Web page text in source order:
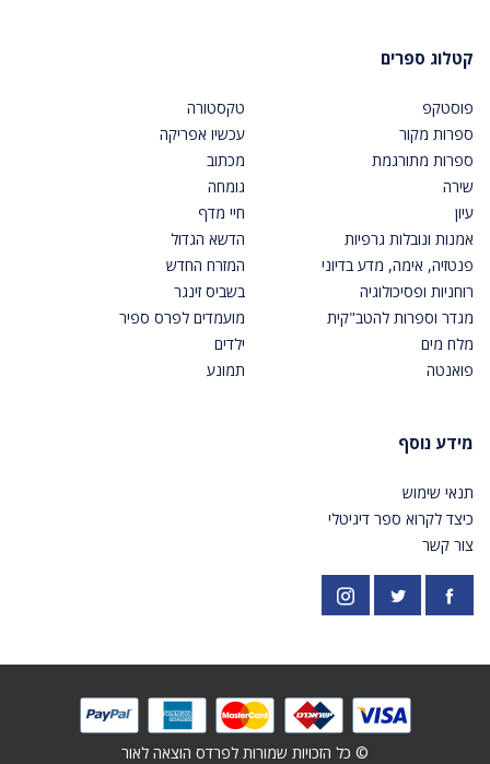
קטלוג ספרים
פוסטקפ
ספרות מקור
ספרות מתורגמת
שירה
עיון
אמנות ונובלות גרפיות
פנטזיה, אימה, מדע בדיוני
רוחניות ופסיכולוגיה
מגדר וספרות להטב"קית
מלח מים
פואנטה
טקסטורה
עכשיו אפריקה
מכתוב
גומחה
חיי מדף
הדשא הגדול
המזרח החדש
בשביס זינגר
מועמדים לפרס ספיר
ילדים
תמונע
מידע נוסף
תנאי שימוש
כיצד לקרוא ספר דיגיטלי
צור קשר
פייסבוק https://twitter.com/PardesPublish
אינסטגרם
© כל הזכויות שמורות לפרדס הוצאה לאור